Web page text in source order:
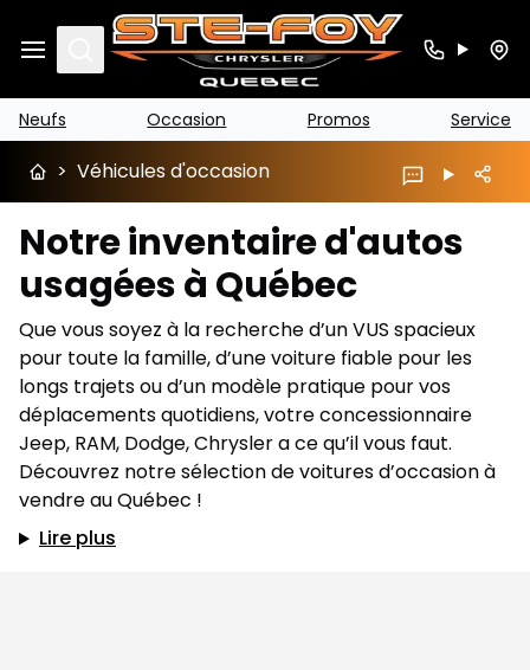
Search
Neufs Occasion Promos Service
> Véhicules d'occasion
Notre inventaire d'autos
usagées à Québec
Que vous soyez à la recherche d’un VUS spacieux
pour toute la famille, d’une voiture fiable pour les
longs trajets ou d’un modèle pratique pour vos
déplacements quotidiens, votre concessionnaire
Jeep, RAM, Dodge, Chrysler a ce qu’il vous faut.
Découvrez notre sélection de voitures d’occasion à
vendre au Québec !
Lire plus